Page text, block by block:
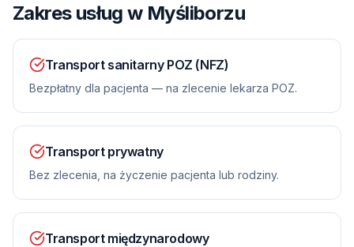
Zakres usługw Myśliborzu
Transport sanitarny POZ (NFZ)
Bezpłatny dla pacjenta — na zlecenie lekarza POZ.
Transport prywatny
Bez zlecenia, na życzenie pacjenta lub rodziny.
Transport międzynarodowy